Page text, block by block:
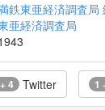
鉄東亜経済調査局
亜経済調査局
4 Twitter 1